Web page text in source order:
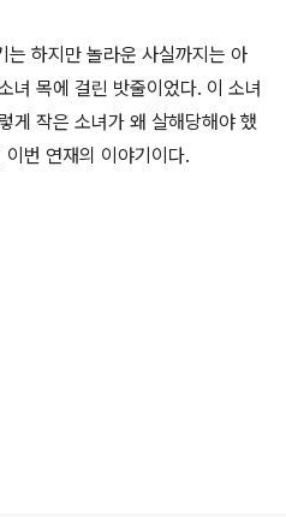
는 하지만 놀라운 사실까지는 아
녀 목에 걸린 밧줄이었다. 이 소녀
게 작은 소녀가 왜 살해당해야 했
번 연재의 이야기이다.